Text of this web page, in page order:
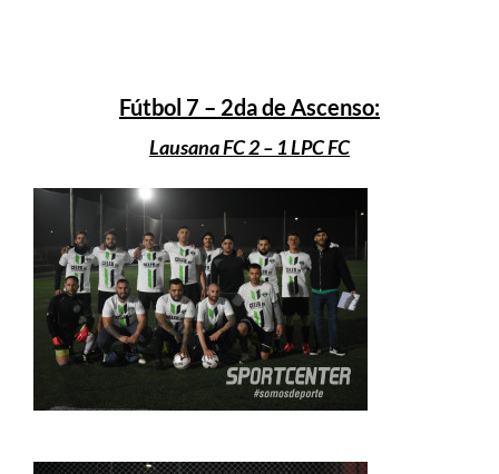
Fútbol 7 – 2da de Ascenso:
Lausana FC 2 – 1 LPC FC